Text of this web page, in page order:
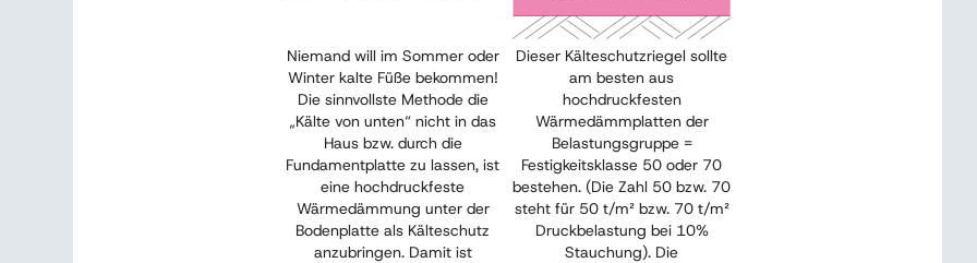
Niemand will im Sommer oder
Winter kalte Füße bekommen!
Die sinnvollste Methode die
„Kälte von unten“ nicht in das
Haus bzw. durch die
Fundamentplatte zu lassen, ist
eine hochdruckfeste
Wärmedämmung unter der
Bodenplatte als Kälteschutz
anzubringen. Damit ist
Dieser Kälteschutzriegel sollte
am besten aus
hochdruckfesten
Wärmedämmplatten der
Belastungsgruppe =
Festigkeitsklasse 50 oder 70
bestehen. (Die Zahl 50 bzw. 70
steht für 50 t/m² bzw. 70 t/m²
Druckbelastung bei 10%
Stauchung). Die